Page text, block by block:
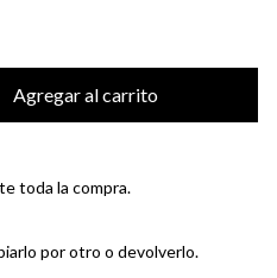
toda la compra.
por otro o devolverlo.